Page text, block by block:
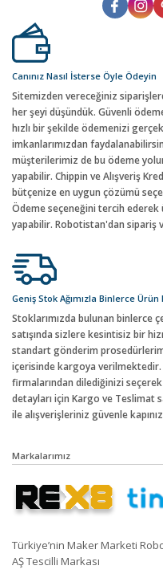
Canınız Nasıl İsterse Öyle Ödeyin
Sitemizden vereceğiniz
her şeyi düşündük. Güvenli
hızlı bir şekilde ödemenizi
imkanlarımızdan
müşterilerimiz de bu ödeme
yapabilir. Chippin ve Alışveriş
bütçenize en uygun çözümü
Ödeme seçeneğini tercih
yapabilir. Robotistan'dan sipariş
Geniş Stok Ağımızla Binlerce Ürün
Stoklarımızda bulunan binlerce
satışında sizlere kesintisiz bir
standart gönderim
içerisinde kargoya
firmalarından dilediğinizi
detayları için Kargo ve Teslimat
ile alışverişleriniz güvenle
Markalarımız
Türkiye’nin Maker Marketi
AŞ Tescilli Markası